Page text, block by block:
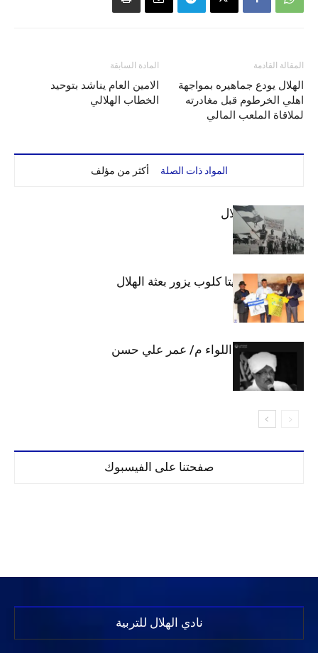
المادة السابقة
الامين العام يناشد بتوحيد
الخطاب الهلالي
المقالة القادمة
الهلال يودع جماهيره بمواجهة
اهلي الخرطوم قبل مغادرته
لملاقاة الملعب المالي
المواد ذات الصلة أكثر من مؤلف
الهلال والاستقلال
وفد رفيع من فيتا كلوب يزور بعثة الهلال
الهلال يحتسب اللواء م/ عمر علي حسن
صفحتنا على الفيسبوك
نادي الهلال للتربية